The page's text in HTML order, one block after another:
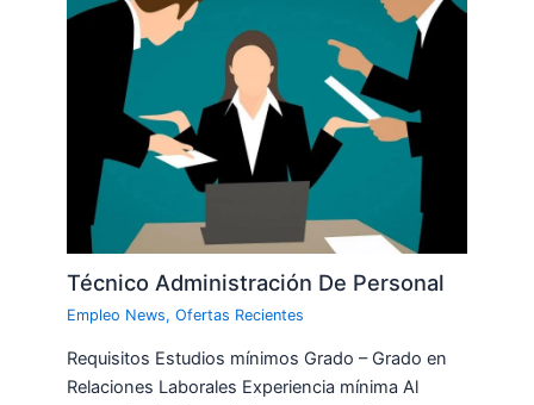
Técnico Administración De Personal
Empleo News,Ofertas Recientes
Requisitos Estudios mínimos Grado – Grado en
Relaciones Laborales Experiencia mínima Al